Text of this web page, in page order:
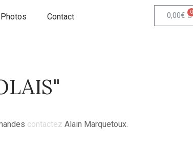
Contact 0,00€
contactez Alain Marquetoux.